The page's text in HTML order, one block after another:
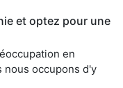
et optez pour une
en
nous occupons d'y